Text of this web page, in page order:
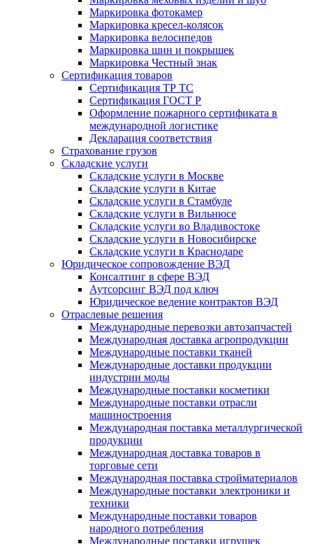
Маркировка фотокамер
Маркировка кресел-колясок
Маркировка велосипедов
Маркировка шин и покрышек
Маркировка Честный знак
Сертификация товаров
Сертификация ТР ТС
Сертификация ГОСТ Р
Оформление пожарного сертификата в
международной логистике
Декларация соответствия
Страхование грузов
Складские услуги
Складские услуги в Москве
Складские услуги в Китае
Складские услуги в Стамбуле
Складские услуги в Вильнюсе
Складские услуги во Владивостоке
Складские услуги в Новосибирске
Складские услуги в Краснодаре
Юридическое сопровождение ВЭД
Консалтинг в сфере ВЭД
Аутсорсинг ВЭД под ключ
Юридическое ведение контрактов ВЭД
Отраслевые решения
Международные перевозки автозапчастей
Международная доставка агропродукции
Международные поставки тканей
Международные доставки продукции
индустрии моды
Международные поставки косметики
Международные поставки отрасли
машиностроения
Международная поставка металлургической
продукции
Международная доставка товаров в
торговые сети
Международная поставка стройматериалов
Международные поставки электроники и
техники
Международные поставки товаров
народного потребления
Международные поставки игрушек